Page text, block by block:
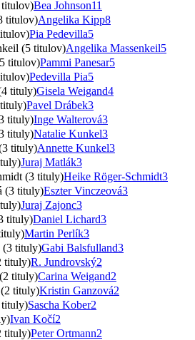
titulov)Bea Johnson11
titulov)Angelika Kipp8
Pia Pedevilla5
(5 titulov)Angelika Massenkeil5
titulov)Pammi Panesar5
Pedevilla Pia5
tituly)Gisela Weigand4
Pavel Drábek3
tituly)Inge Walterová3
tituly)Natalie Kunkel3
tituly)Annette Kunkel3
Juraj Matlák3
(3 tituly)Heike Röger-Schmidt3
(3 tituly)Eszter Vinczeová3
Juraj Zajonc3
tituly)Daniel Lichard3
Martin Perlík3
(3 tituly)Gabi Balsfulland3
tituly)R. Jundrovský2
tituly)Carina Weigand2
tituly)Kristin Ganzová2
tituly)Sascha Kober2
Ivan Kočí2
tituly)Peter Ortmann2